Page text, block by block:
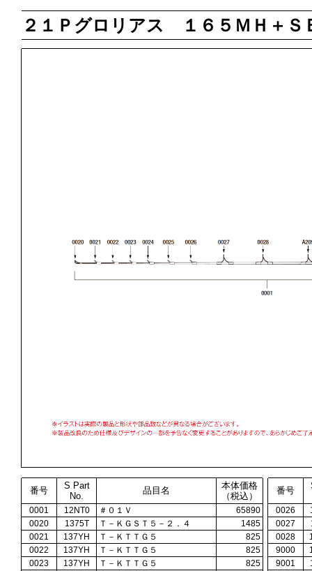
２１Ｐグロリアス １６５ＭＨ＋Ｓ
番号
S Part
No.
品目名
本体価格
（税込）
番号
0001 12NT0 ＃０１Ｖ 65890 0026
0020
1375T Ｔ－ＫＧＳＴ５－２．４ 1485 0027
0021
137YH Ｔ－ＫＴＴＧ５ 825 0028
0022
137YH Ｔ－ＫＴＴＧ５ 825 9000
0023
137YH Ｔ－ＫＴＴＧ５ 825 9001